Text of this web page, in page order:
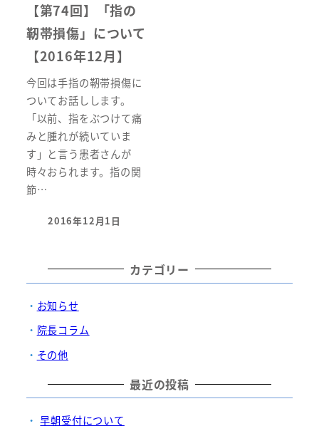
【第74回】「指の
靭帯損傷」について
【2016年12月】
今回は手指の靭帯損傷に
ついてお話しします。
「以前、指をぶつけて痛
みと腫れが続いていま
す」と言う患者さんが
時々おられます。指の関
節…
投稿日
2016年12月1日
カテゴリー
お知らせ
院長コラム
その他
最近の投稿
早朝受付について